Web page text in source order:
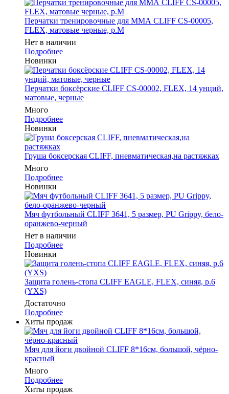
Перчатки тренировочные для ММА CLIFF CS-00005,
FLEX, матовые черные, р.M
Нет в наличии
Подробнее
Новинки
Перчатки боксёрские CLIFF CS-00002, FLEX, 14 унций,
матовые, черные
Много
Подробнее
Новинки
Груша боксерская CLIFF, пневматическая,на растяжках
Много
Подробнее
Новинки
Мяч футбольный CLIFF 3641, 5 размер, PU Grippy, бело-
оранжево-черный
Нет в наличии
Подробнее
Новинки
Защита голень-стопа CLIFF EAGLE, FLEX, синяя, р.6
(YXS)
Достаточно
Подробнее
Хиты продаж
Мяч для йоги двойной CLIFF 8*16см, большой, чёрно-
красный
Много
Подробнее
Хиты продаж